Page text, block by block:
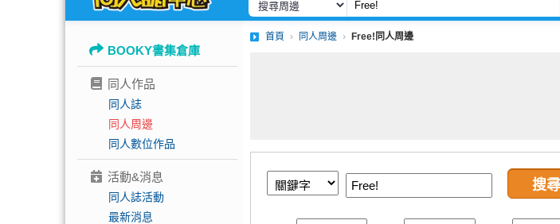
BOOKY書集倉庫
同人作品
同人誌
同人周邊
同人數位作品
活動&消息
同人誌活動
最新消息
首頁 同人周邊 Free!同人周邊